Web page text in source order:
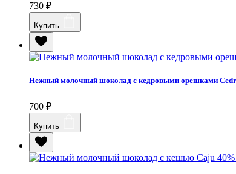
730 ₽
Купить
Нежный молочный шоколад с кедровыми орешками
700 ₽
Купить